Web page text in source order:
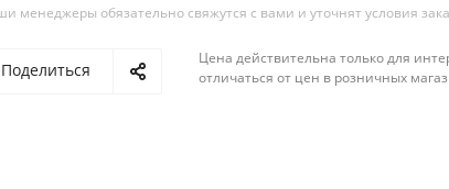
менеджеры обязательно свяжутся с вами и уточнят условия
Поделиться
Цена действительна только для
отличаться от цен в розничных